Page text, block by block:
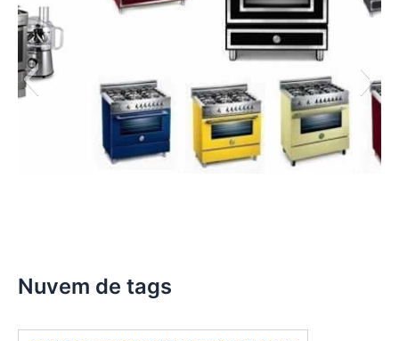
assistencia-tecnica-fogoes
Nuvem de tags